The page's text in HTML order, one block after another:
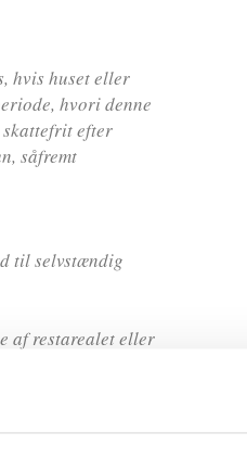
hvis huset eller
hvori denne
skattefrit efter
såfremt
til selvstændig
af restarealet eller
husstand har
og hvor